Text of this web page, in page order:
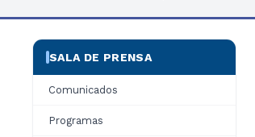
SALA DE PRENSA
Comunicados
Programas